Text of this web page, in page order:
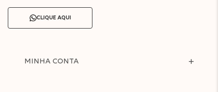
CLIQUE AQUI
MINHA CONTA